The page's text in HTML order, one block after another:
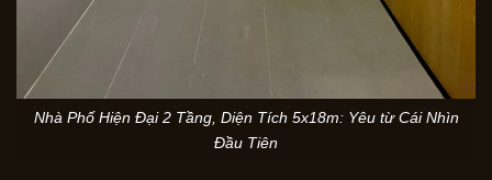
Nhà Phố Hiện Đại 2 Tầng, Diện Tích 5x18m: Yêu từ Cái Nhìn
Đầu Tiên